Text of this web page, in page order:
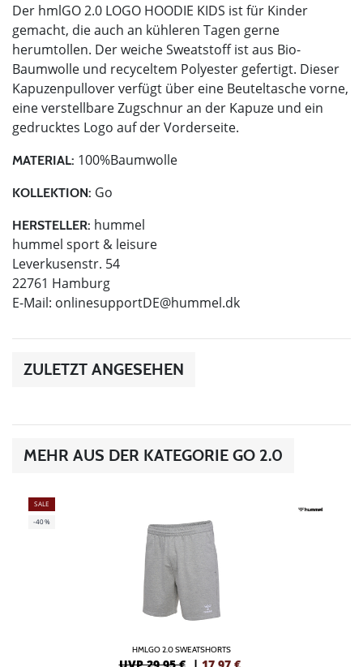
Der hmlGO 2.0 LOGO HOODIE KIDS ist für Kinder
gemacht, die auch an kühleren Tagen gerne
herumtollen. Der weiche Sweatstoff ist aus Bio-
Baumwolle und recyceltem Polyester gefertigt. Dieser
Kapuzenpullover verfügt über eine Beuteltasche vorne,
eine verstellbare Zugschnur an der Kapuze und ein
gedrucktes Logo auf der Vorderseite.
MATERIAL: 100%Baumwolle
KOLLEKTION: Go
HERSTELLER: hummel
hummel sport & leisure
Leverkusenstr. 54
22761 Hamburg
E-Mail: onlinesupportDE@hummel.dk
ZULETZT ANGESEHEN
MEHR AUS DER KATEGORIE GO 2.0
SALE
-40%
HMLGO 2.0 SWEATSHORTS
UVP 29,95 € | 17,97 €